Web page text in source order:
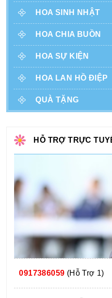
HOA SINH NHẬT
HOA CHIA BUỒN
HOA SỰ KIỆN
HOA LAN HỒ ĐIỆP
QUÀ TẶNG
HỖ TRỢ TRỰC
0917386059 (Hỗ Trợ 1)